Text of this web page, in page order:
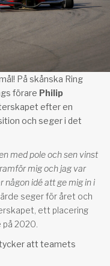
På skånska Ring
förare Philip
efter en
och seger i det
med pole och sen vinst
mig och jag var
någon idé att ge mig in i
seger för året och
ett placering
2020.
att teamets